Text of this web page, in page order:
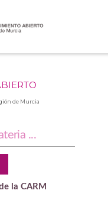
de Murcia
la CARM